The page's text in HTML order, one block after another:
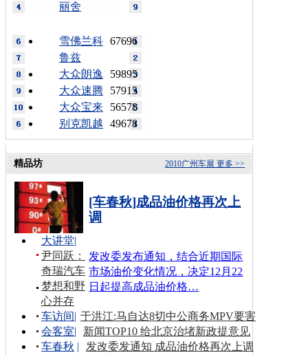
丽舍
67696
雪佛兰科
鲁兹
59895
大众朗逸
57915
大众速腾
56578
大众宝来
49678
别克凯越
更多 >>
2010广州车展
精品坊
[车春秋]成品油价格再次上
调
发改委发布通知，结合近期国际
市场油价变化情况，决定12月22
日起提高成品油价格…
大讲堂|
尹同跃：
奇瑞汽车
梦想和野
心并存
车访间| 于洪江:马自达8切中公商务MPV要害
会客室|
新闻TOP10 给北京治堵新政提意见
车春秋 |
发改委发通知 成品油价格再次上调